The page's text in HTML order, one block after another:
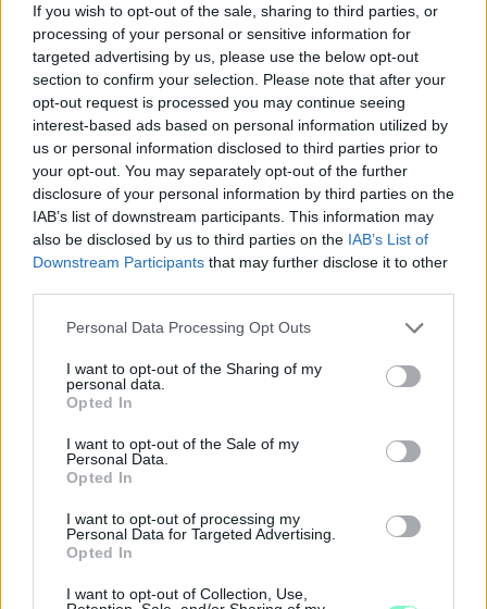
If you wish to opt-out of the sale, sharing to third parties, or
processing of your personal or sensitive information for
targeted advertising by us, please use the below opt-out
section to confirm your selection. Please note that after your
opt-out request is processed you may continue seeing
interest-based ads based on personal information utilized by
us or personal information disclosed to third parties prior to
your opt-out. You may separately opt-out of the further
disclosure of your personal information by third parties on the
IAB’s list of downstream participants. This information may
also be disclosed by us to third parties on the IAB’s List of
Downstream Participants that may further disclose it to other
Please note that this website/app uses one or more Google
not limited to your visit or usage behaviour. You may click to
grant or deny consent to Google and its third-party tags to
use your data for below specified purposes in below Google
consent section.
Personal Data Processing Opt Outs
I want to opt-out of the Sharing of my
personal data.
Opted In
I want to opt-out of the Sale of my
Personal Data.
Opted In
I want to opt-out of processing my
Personal Data for Targeted Advertising.
Opted In
I want to opt-out of Collection, Use,
HÉTVÉGÉN RENDEZIK MEG A XXXIII. GYŐRI BAROKK
ESKÜVŐT
Jubileumi fogadalom megerősítés, történelmi felvonulás,
tűzshow és vezetett séták is várják az érdeklődőket augusztus
7–8-án.
Szólj hozzá!
EXTRA: A VÁSÁRCSARNOKBAN NYITJA ÚJ ÉVADÁT